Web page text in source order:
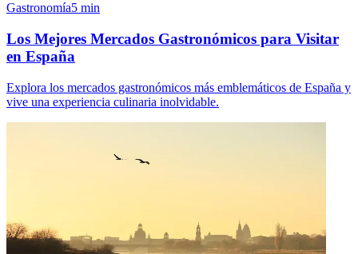
Gastronomía5 min
Los Mejores Mercados Gastronómicos para Visitar
en España
Explora los mercados gastronómicos más emblemáticos de España y
vive una experiencia culinaria inolvidable.